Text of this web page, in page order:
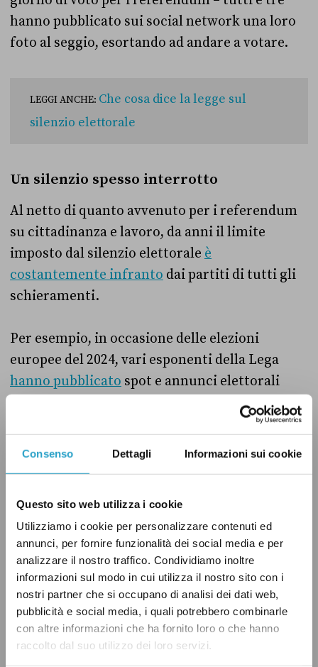
Consenso Dettagli Informazioni sui cookie
Questo sito web utilizza i cookie
Utilizziamo i cookie per personalizzare contenuti ed
annunci, per fornire funzionalità dei social media e per
analizzare il nostro traffico. Condividiamo inoltre
informazioni sul modo in cui utilizza il nostro sito con i
nostri partner che si occupano di analisi dei dati web,
pubblicità e social media, i quali potrebbero combinarle
con altre informazioni che ha fornito loro o che hanno
raccolto dal suo utilizzo dei loro servizi.
hanno pubblicato sui social network una loro
foto al seggio, esortando ad andare a votare.
LEGGI ANCHE: Che cosa dice la legge sul
silenzio elettorale
Un silenzio spesso interrotto
Al netto di quanto avvenuto per i referendum
su cittadinanza e lavoro, da anni il limite
imposto dal silenzio elettorale è
costantemente infranto dai partiti di tutti gli
schieramenti.
Per esempio, in occasione delle elezioni
europee del 2024, vari esponenti della Lega
hanno pubblicato spot e annunci elettorali
dopo l’apertura dei seggi. A febbraio 2023,
durante le elezioni regionali in Lazio e
Lombardia, il leader di Forza Italia Silvio
Anche Fratelli d’Italia, che oggi critica chi ha
esortato ad andare a votare,aveva pubblicato
un post sui social network, a seggi aperti, per
chiedere ai cittadini di «votare per scegliere il
futuro» delle regioni al voto. Lo stesso
discorso vale per Azione: alle elezioni regionali